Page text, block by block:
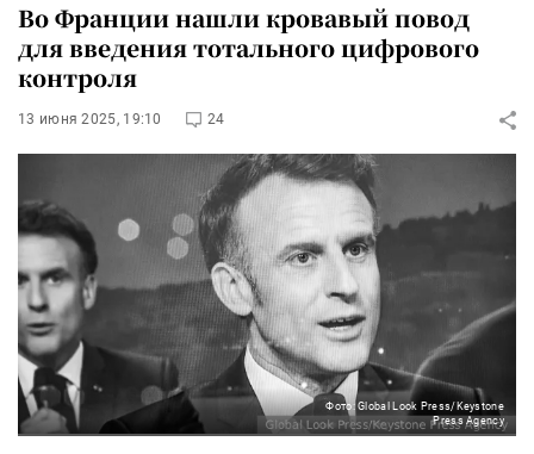
Во Франции нашли кровавый повод
для введения тотального цифрового
контроля
13 июня 2025, 19:10 24
Фото: Global Look Press/Keystone
Press Agency